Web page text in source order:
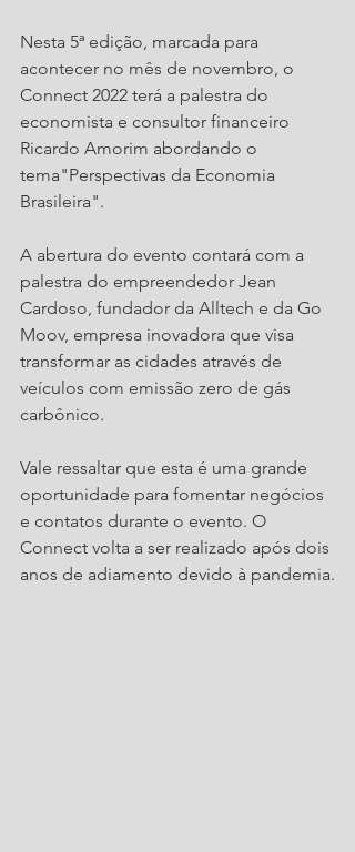
Nesta 5ª edição, marcada para
acontecer no mês de novembro, o
Connect 2022 terá a palestra do
economista e consultor financeiro
Ricardo Amorim abordando o
tema"Perspectivas da Economia
Brasileira".
A abertura do evento contará com a
palestra do empreendedor Jean
Cardoso, fundador da Alltech e da Go
Moov, empresa inovadora que visa
transformar as cidades através de
veículos com emissão zero de gás
carbônico.
Vale ressaltar que esta é uma grande
oportunidade para fomentar negócios
e contatos durante o evento. O
Connect volta a ser realizado após dois
anos de adiamento devido à pandemia.